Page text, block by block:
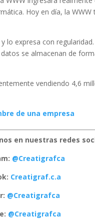
Hoy en día, la
expresa con
se almacenan de
vendiendo 4,6
de una empresa
en nuestras redes
@Creatigrafca
Creatigraf.c.a
@Creatigrafca
@Creatigrafca